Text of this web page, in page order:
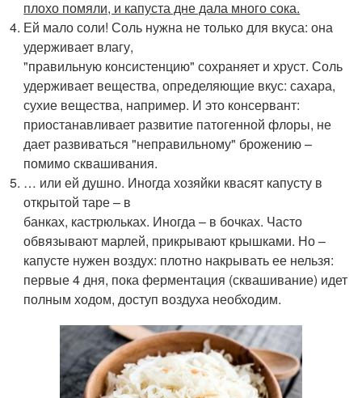
плохо помяли, и капуста дне дала много сока.
Ей мало соли! Соль нужна не только для вкуса: она
удерживает влагу,
"правильную консистенцию" сохраняет и хруст. Соль
удерживает вещества, определяющие вкус: сахара,
сухие вещества, например. И это консервант:
приостанавливает развитие патогенной флоры, не
дает развиваться "неправильному" брожению –
помимо сквашивания.
… или ей душно. Иногда хозяйки квасят капусту в
открытой таре – в
банках, кастрюльках. Иногда – в бочках. Часто
обвязывают марлей, прикрывают крышками. Но –
капусте нужен воздух: плотно накрывать ее нельзя:
первые 4 дня, пока ферментация (сквашивание) идет
полным ходом, доступ воздуха необходим.